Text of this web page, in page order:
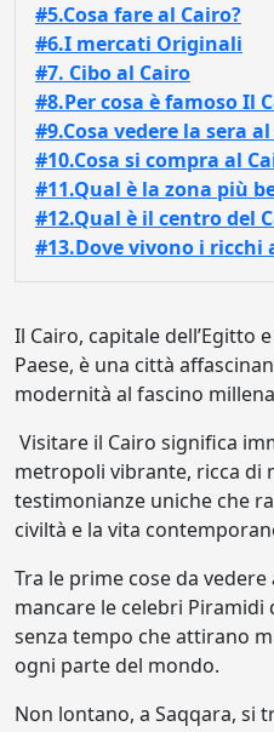
#5.Cosa fare al Cairo?
#6.I mercati Originali
#7. Cibo al Cairo
#8.Per cosa è famoso Il
#9.Cosa vedere la sera
#10.Cosa si compra al
#11.Qual è la zona più
#12.Qual è il centro del
#13.Dove vivono i ricchi
Il Cairo, capitale dell’Egitto
Paese, è una città
modernità al fascino
Visitare il Cairo significa
metropoli vibrante, ricca di
testimonianze uniche che
civiltà e la vita
Tra le prime cose da
mancare le celebri Piramidi
senza tempo che attirano
ogni parte del mondo.
Non lontano, a Saqqara, si